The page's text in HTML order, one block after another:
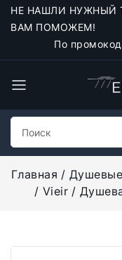
НЕ НАШЛИ НУЖНЫЙ
ВАМ ПОМОЖЕМ!
По
Главная
Vieir